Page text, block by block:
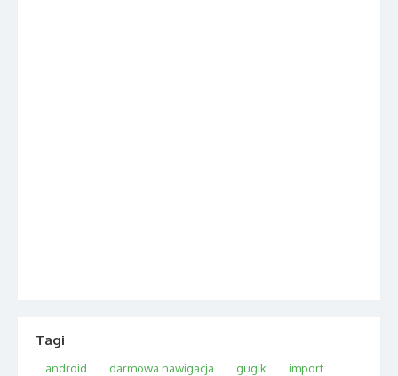
Tagi
android darmowa nawigacja gugik
import